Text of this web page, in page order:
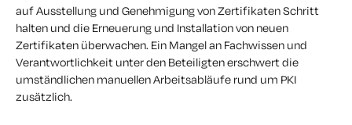
auf Ausstellung und Genehmigung von Zertifikaten Schritt
halten und die Erneuerung und Installation von neuen
Zertifikaten überwachen. Ein Mangel an Fachwissen und
Verantwortlichkeit unter den Beteiligten erschwert die
umständlichen manuellen Arbeitsabläufe rund um PKI
zusätzlich.